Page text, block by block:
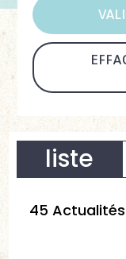
liste
45 Actualités